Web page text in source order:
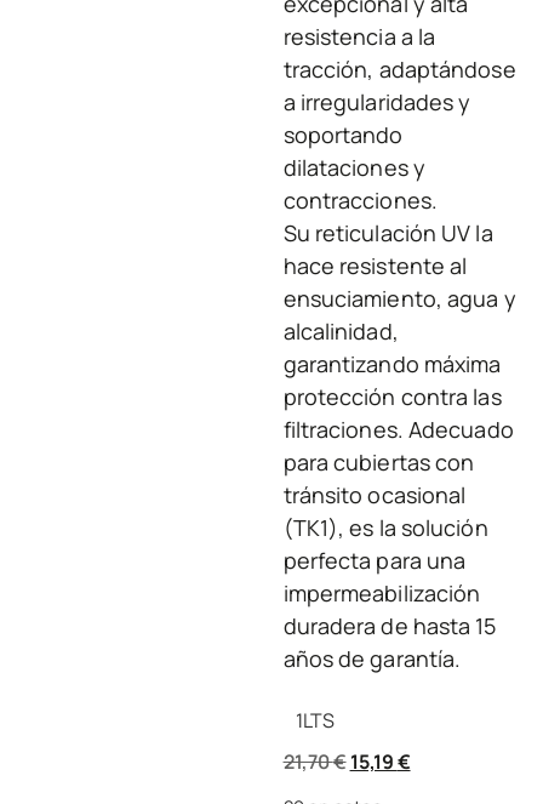
resistencia a la
tracción, adaptándose
a irregularidades y
soportando
dilataciones y
contracciones.
Su reticulación UV la
hace resistente al
ensuciamiento, agua y
alcalinidad,
garantizando máxima
protección contra las
filtraciones. Adecuado
para cubiertas con
tránsito ocasional
(TK1), es la solución
perfecta para una
impermeabilización
duradera de hasta 15
años de garantía.
1LTS
21,70€ 15,19€